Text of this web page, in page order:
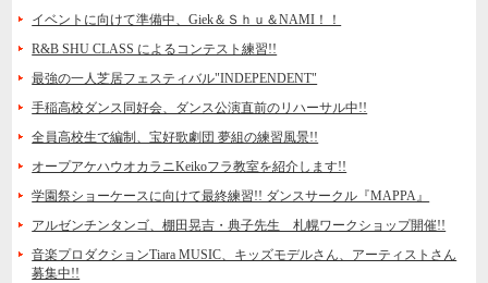
イベントに向けて準備中、Giek＆Ｓｈｕ＆NAMI！！
R&B SHU CLASS によるコンテスト練習!!
最強の一人芝居フェスティバル"INDEPENDENT"
手稲高校ダンス同好会、ダンス公演直前のリハーサル中!!
全員高校生で編制、宝好歌劇団 夢組の練習風景!!
オープアケハウオカラニKeikoフラ教室を紹介します!!
学園祭ショーケースに向けて最終練習!! ダンスサークル『MAPPA』
アルゼンチンタンゴ、棚田晃吉・典子先生 札幌ワークショップ開催!!
音楽プロダクションTiara MUSIC、キッズモデルさん、アーティストさん
募集中!!